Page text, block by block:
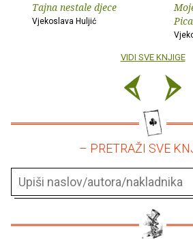
Tajna nestale djece
Vjekoslava Huljić
VIDI SVE KNJIGE
– PRETRAŽI SVE